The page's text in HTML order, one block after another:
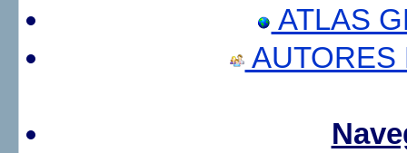
ATLAS
AUTORES